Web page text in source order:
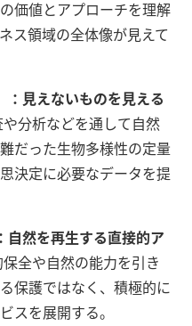
価値とアプローチを理解
ス領域の全体像が見えて
：見えないものを見える
分析などを通して自然
だった生物多様性の定量
決定に必要なデータを提
自然を再生する直接的ア
全や自然の能力を引き
保護ではなく、積極的に
スを展開する。